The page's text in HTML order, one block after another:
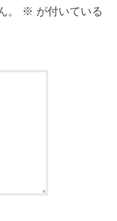
。 ※ が付いている